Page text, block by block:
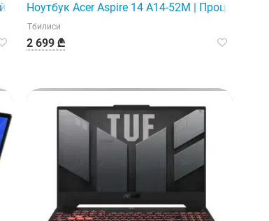
и мощный ноутбук.
Ноутбук Acer Aspire 14 A14-52M | Процессор
Тбилиси
2 699 ₾